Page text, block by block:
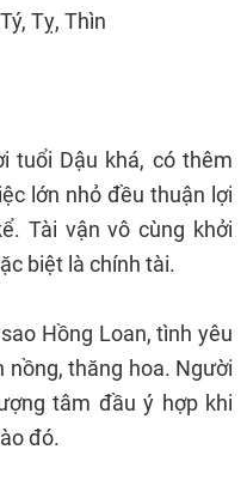
Tỵ, Thìn
tuổi Dậu khá, có thêm
lớn nhỏ đều thuận lợi
Tài vận vô cùng khởi
biệt là chính tài.
Hồng Loan, tình yêu
nồng, thăng hoa. Người
tâm đầu ý hợp khi
đó.